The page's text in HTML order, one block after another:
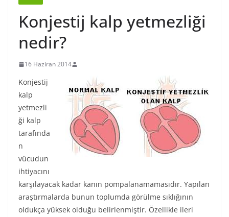
Konjestij kalp yetmezliği
nedir?
16 Haziran 2014
Konjestij
kalp
yetmezli
ği kalp
tarafında
n
vücudun
ihtiyacını
karşılayacak kadar kanın pompalanamamasıdır. Yapılan
araştırmalarda bunun toplumda görülme sıklığının
oldukça yüksek olduğu belirlenmiştir. Özellikle ileri